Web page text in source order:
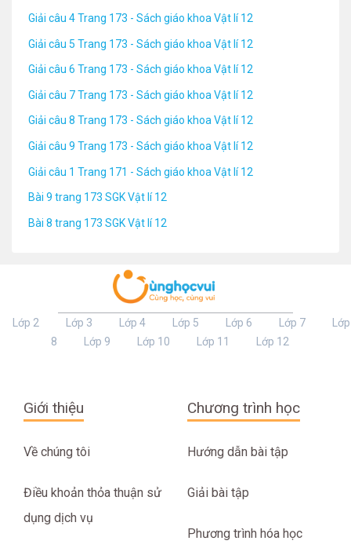
Giải câu 4 Trang 173 - Sách giáo khoa Vật lí 12
Giải câu 5 Trang 173 - Sách giáo khoa Vật lí 12
Giải câu 6 Trang 173 - Sách giáo khoa Vật lí 12
Giải câu 7 Trang 173 - Sách giáo khoa Vật lí 12
Giải câu 8 Trang 173 - Sách giáo khoa Vật lí 12
Giải câu 9 Trang 173 - Sách giáo khoa Vật lí 12
Giải câu 1 Trang 171 - Sách giáo khoa Vật lí 12
Bài 9 trang 173 SGK Vật lí 12
Bài 8 trang 173 SGK Vật lí 12
Lớp 2 Lớp 3 Lớp 4 Lớp 5 Lớp 6 Lớp 7
Lớp
8
Lớp 9 Lớp 10 Lớp 11 Lớp 12
Giới thiệu
Về chúng tôi
Điều khoản thỏa thuận sử
dụng dịch vụ
Chương trình học
Hướng dẫn bài tập
Giải bài tập
Phương trình hóa học